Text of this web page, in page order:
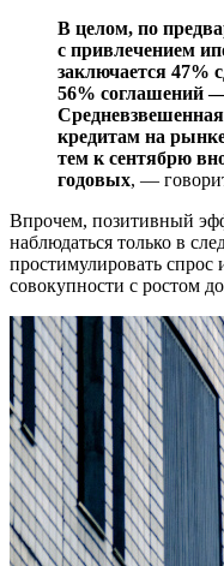
В целом, по
с привлечением
заключается 47%
56% соглашений
кредитам на
тем к сентябрю
годовых, —
Впрочем, позитивный
наблюдаться только в
простимулировать
совокупности с ростом